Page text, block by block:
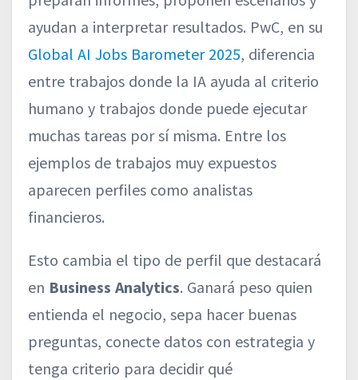
ayudan a interpretar resultados. PwC, en su
Global AI Jobs Barometer 2025, diferencia
entre trabajos donde la IA ayuda al criterio
humano y trabajos donde puede ejecutar
muchas tareas por sí misma. Entre los
ejemplos de trabajos muy expuestos
aparecen perfiles como analistas
financieros.
Esto cambia el tipo de perfil que destacará
en Business Analytics. Ganará peso quien
entienda el negocio, sepa hacer buenas
preguntas, conecte datos con estrategia y
tenga criterio para decidir qué